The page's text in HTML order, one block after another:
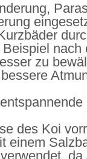
nach
zu
des Koi
einem
da